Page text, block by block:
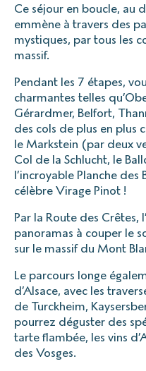
Ce séjour en boucle, au
emmène à travers des
mystiques, par tous les
massif.
Pendant les 7 étapes,
charmantes telles
Gérardmer, Belfort,
des cols de plus en plus
le Markstein (par deux
Col de la Schlucht, le
l’incroyable Planche des
célèbre Virage Pinot !
Par la Route des Crêtes,
panoramas à couper le
sur le massif du Mont
Le parcours longe
d’Alsace, avec les
de Turckheim,
pourrez déguster des
tarte flambée, les vins
des Vosges.